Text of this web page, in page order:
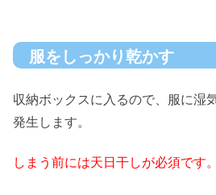
服をしっかり乾かす
収納ボックスに入るので、服に湿
発生します。
しまう前には天日干しが必須です。